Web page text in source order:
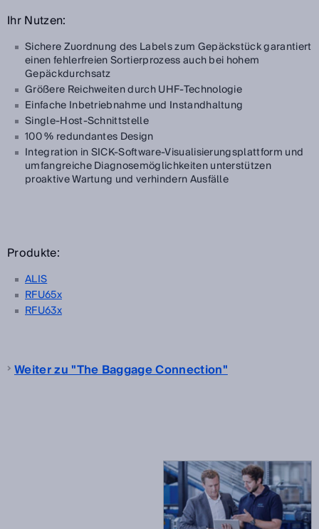
Ihr Nutzen:
Sichere Zuordnung des Labels zum Gepäckstück garantiert
einen fehlerfreien Sortierprozess auch bei hohem
Gepäckdurchsatz
Größere Reichweiten durch UHF-Technologie
Einfache Inbetriebnahme und Instandhaltung
Single-Host-Schnittstelle
100 % redundantes Design
Integration in SICK-Software-Visualisierungsplattform und
umfangreiche Diagnosemöglichkeiten unterstützen
proaktive Wartung und verhindern Ausfälle
Produkte:
ALIS
RFU65x
RFU63x
Weiter zu "The Baggage Connection"